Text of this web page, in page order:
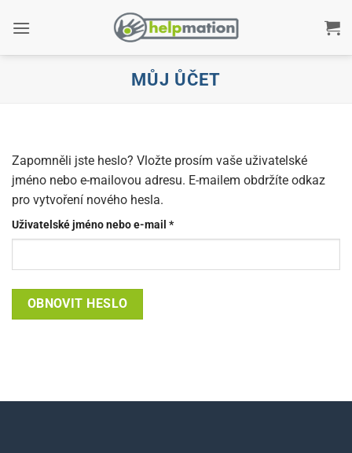
MŮJ ŮČET
Zapomněli jste heslo? Vložte prosím vaše uživatelské
jméno nebo e-mailovou adresu. E-mailem obdržíte odkaz
pro vytvoření nového hesla.
Uživatelské jméno nebo e-mail *Povinné
OBNOVIT HESLO